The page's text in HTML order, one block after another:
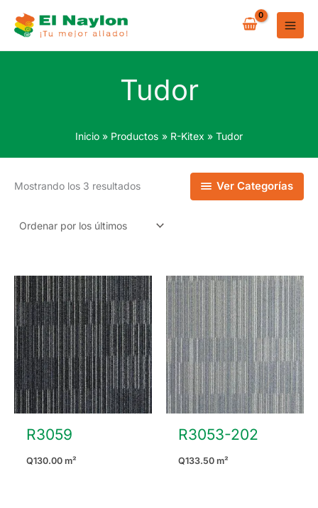
Tudor
Inicio Productos R-Kitex Tudor
Mostrando los 3 resultadosOrdenado
Ver Categorías
R3059
Q130.00m²
R3053-202
Q133.50m²